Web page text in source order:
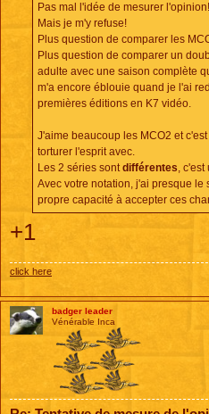
Pas mal l'idée de mesurer l'opinion!
Mais je m'y refuse!
Plus question de comparer les
Plus question de comparer un
adulte avec une saison complète
m'a encore éblouie quand je l'ai
premières éditions en K7 vidéo.
J'aime beaucoup les MCO2 et
torturer l'esprit avec.
Les 2 séries sontdifférentes, c'est
Avec votre notation, j'ai presque le
propre capacité à accepter ces
+1
click here
badger leader
Vénérable Inca